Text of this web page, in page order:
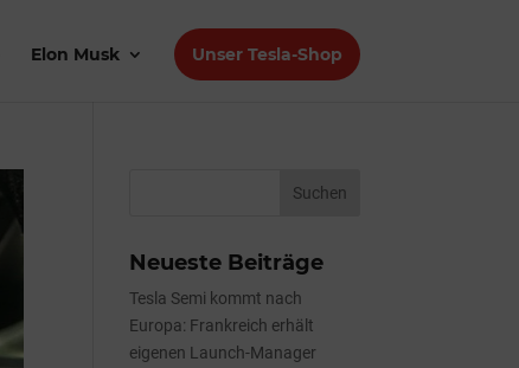
Elon Musk Unser Tesla-Shop
Neueste Beiträge
Tesla Semi kommt nach
Europa: Frankreich erhält
eigenen Launch-Manager